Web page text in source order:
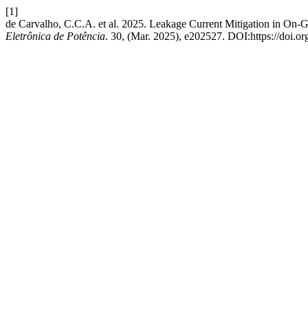
[1]
de Carvalho, C.C.A. et al. 2025. Leakage Current Mitigation in
Eletrônica de Potência. 30, (Mar. 2025), e202527. DOI:https://